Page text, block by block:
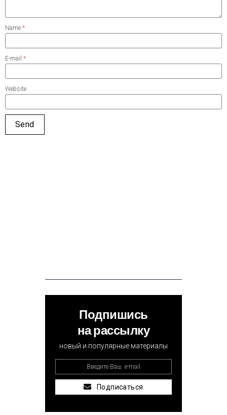
Name *
E-mail *
Website
Подпишись
на рассылку
новый и популярные материалы
Подписаться